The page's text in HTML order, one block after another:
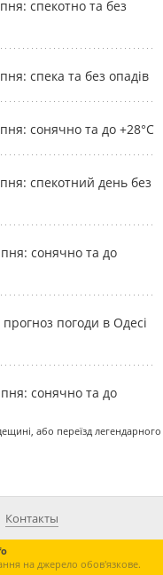
спекотно та без
спека та без опадів
сонячно та до +28°С
спекотний день без
сонячно та до
погоди в Одесі
сонячно та до
або переїзд легендарного
Контакты
на джерело обов'язкове.